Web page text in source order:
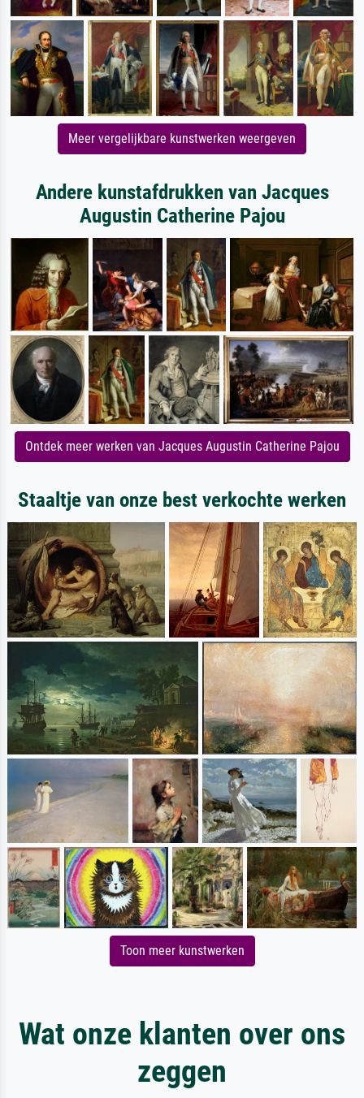
Meer vergelijkbare kunstwerken weergeven
Andere kunstafdrukken van Jacques
Augustin Catherine Pajou
Ontdek meer werken van Jacques Augustin Catherine Pajou
Staaltje van onze best verkochte werken
Toon meer kunstwerken
Wat onze klanten over ons
zeggen